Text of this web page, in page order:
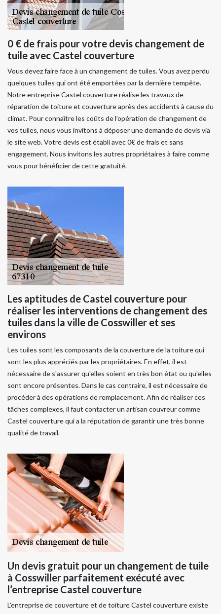
0 € de frais pour votre devis changement de
tuile avec Castel couverture
Vous devez faire face à un changement de tuiles. Vous avez perdu
quelques tuiles qui ont été emportées par la dernière tempête.
Notre entreprise Castel couverture réalise les travaux de
réparation de toiture et couverture après des accidents à cause du
climat. Pour connaître les coûts de l’opération de changement de
vos tuiles, nous vous invitons à déposer une demande de devis via
le site web. Votre devis est établi avec 0€ de frais et sans
engagement. Nous invitons les autres propriétaires à faire comme
vous pour bénéficier de cette gratuité.
Les aptitudes de Castel couverture pour
réaliser les interventions de changement des
tuiles dans la ville de Cosswiller et ses
environs
Les tuiles sont les composants de la couverture de la toiture qui
sont les plus appréciés par les propriétaires. En effet, il est
nécessaire de s'assurer qu'elles soient en très bon état ou qu'elles
sont encore présentes. Dans le cas contraire, il est nécessaire de
procéder à des opérations de remplacement. Afin de réaliser ces
tâches complexes, il faut contacter un artisan couvreur comme
Castel couverture qui a la réputation de garantir une très bonne
qualité de travail.
Un devis gratuit pour un changement de tuile
à Cosswiller parfaitement exécuté avec
l’entreprise Castel couverture
L’entreprise de couverture et de toiture Castel couverture existe